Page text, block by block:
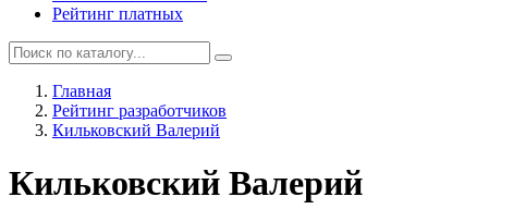
Рейтинг платных
Главная
Рейтинг разработчиков
Кильковский Валерий
Кильковский Валерий